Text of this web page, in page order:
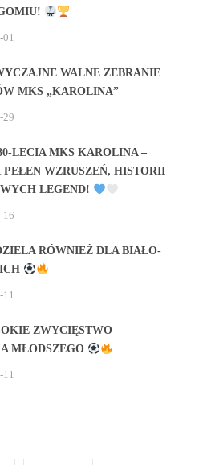
01
WALNE ZEBRANIE
MKS „KAROLINA”
29
MKS KAROLINA –
PEŁEN WZRUSZEŃ, HISTORII
LEGEND!
16
RÓWNIEŻ DLA BIAŁO-
11
ZWYCIĘSTWO
MŁODSZEGO
11